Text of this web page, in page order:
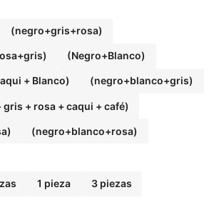
(negro+gris+rosa)
(Negro+Blanco)
+ Blanco) (negro+blanco+gris)
+ rosa + caqui + café)
(negro+blanco+rosa)
1 pieza 3 piezas